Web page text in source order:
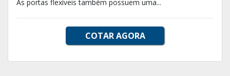
As portas flexíveis também possuem uma...
COTAR AGORA